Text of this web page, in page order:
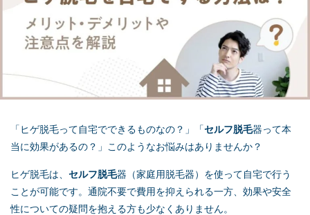
「ヒゲ脱毛って自宅でできるものなの？」「セルフ脱毛器って本
当に効果があるの？」このようなお悩みはありませんか？
ヒゲ脱毛は、 セルフ脱毛器（家庭用脱毛器）を使って自宅で行う
ことが可能です。通院不要で費用を抑えられる一方、効果や安全
性についての疑問を抱える方も少なくありません。